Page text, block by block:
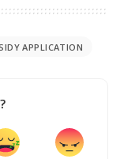
APPLICATION